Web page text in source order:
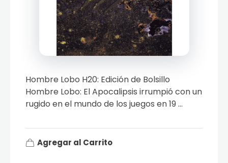
Hombre Lobo H20: Edición de Bolsillo
Hombre Lobo: El Apocalipsis irrumpió con un
rugido en el mundo de los juegos en 19 ...
Agregar al Carrito